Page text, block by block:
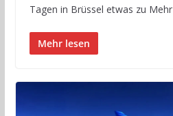
Tagen in Brüssel etwas zu Mehr
Mehr lesen